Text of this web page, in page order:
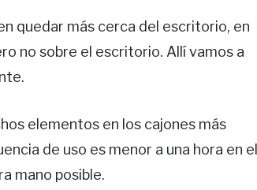
quedar más cerca del escritorio, en
no sobre el escritorio. Allí vamos a
elementos en los cajones más
de uso es menor a una hora en el
mano posible.